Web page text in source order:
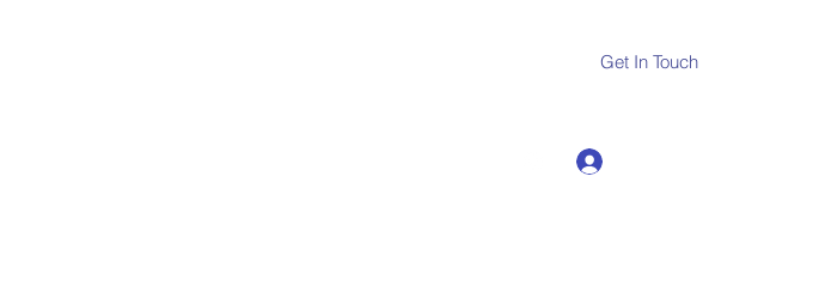
Get In Touch